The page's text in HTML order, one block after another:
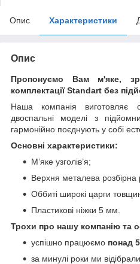
Опис Характеристики
Опис
Пропонуємо Вам м'яке,
комплектації Standart без
Наша компанія виготовляє
двоспальні моделі з
гармонійно поєднують у собі
Основні характеристики:
М’яке узголів’я;
Верхня металева
Оббиті широкі царги
Пластикові ніжки 5 мм.
Трохи про нашу компанію та
успішно працюємо понад
за минулі роки ми